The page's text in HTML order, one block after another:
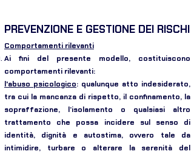
PREVENZIONE E GESTIONE DEI RISCHI
Comportamenti rilevanti
Ai fini del presente modello, costituiscono
comportamenti rilevanti:
l'abuso psicologico: qualunque atto indesiderato,
tra cui la mancanza di rispetto, il confinamento, la
sopraffazione, l’isolamento o qualsiasi altro
trattamento che possa incidere sul senso di
identità, dignità e autostima, ovvero tale da
intimidire, turbare o alterare la serenità del